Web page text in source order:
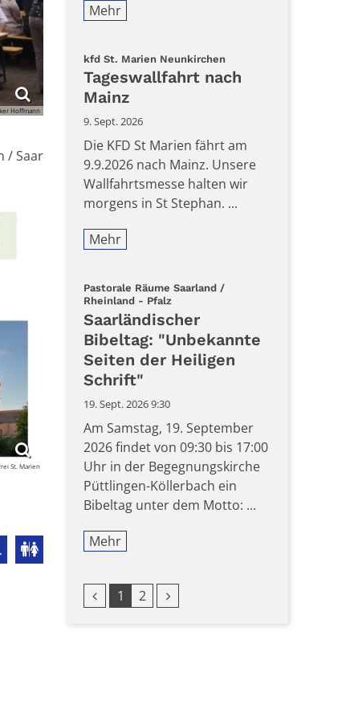
Hoffmann
/ Saar
St. Marien
Mehr
kfd St. Marien Neunkirchen:
Tageswallfahrt nach
Mainz
9. Sept. 2026
Die KFD St Marien fährt am
9.9.2026 nach Mainz. Unsere
Wallfahrtsmesse halten wir
morgens in St Stephan. ...
Mehr
Pastorale Räume Saarland /
Rheinland - Pfalz
Saarländischer
Bibeltag: "Unbekannte
Seiten der Heiligen
Schrift"
19. Sept. 2026 9:30
Am Samstag, 19. September
2026 findet von 09:30 bis 17:00
Uhr in der Begegnungskirche
Püttlingen-Köllerbach ein
Bibeltag unter dem Motto: ...
Mehr
Vorherige Seite
1 2 Nächste Seite